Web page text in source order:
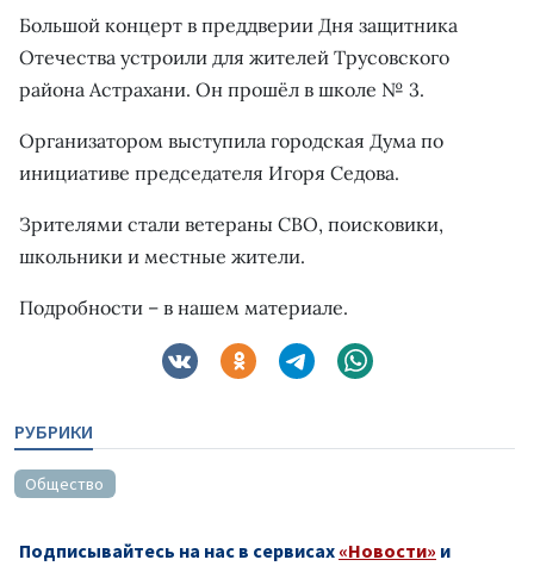
Большой концерт в преддверии Дня защитника
Отечества устроили для жителей Трусовского
района Астрахани. Он прошёл в школе № 3.
Организатором выступила городская Дума по
инициативе председателя Игоря Седова.
Зрителями стали ветераны СВО, поисковики,
школьники и местные жители.
Подробности – в нашем материале.
РУБРИКИ
Общество
Подписывайтесь на нас в сервисах «Новости» и